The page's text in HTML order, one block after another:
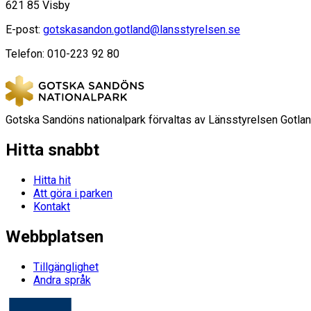
621 85 Visby
E-post: gotskasandon.gotland@lansstyrelsen.se
Telefon: 010-223 92 80
Gotska Sandöns nationalpark förvaltas av Länsstyrelsen
Hitta snabbt
Hitta hit
Att göra i parken
Kontakt
Webbplatsen
Tillgänglighet
Andra språk